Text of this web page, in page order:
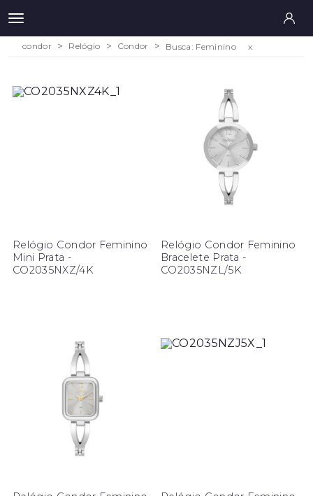
condor Relógio Condor Busca: Feminino x
Relógio Condor Feminino
Mini Prata -
CO2035NXZ/4K
Relógio Condor Feminino
Bracelete Prata -
CO2035NZL/5K